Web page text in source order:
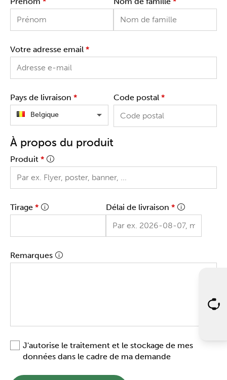
Votre adresse email *
Pays de livraison *
Belgique
Code postal *
À propos du produit
Produit *
Tirage * Délai de livraison *
Remarques
J'autorise le traitement et le stockage de mes
données dans le cadre de ma demande